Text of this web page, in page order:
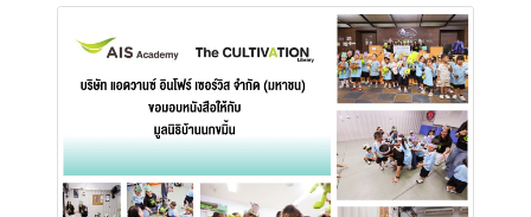
ข้อมูลช่วยให้ผู้รับข้อมูลสามารถเข้าใจและได้
รับความรู้อย่างเต็มประสิทธิภาพ โดยการ
สื่อสารข้อมูลที่เป็นตัวเลขหรือข้อมูลทาง
สถิติโดยตรงอาจมีความยากลำบากในการ
เข้าถึงหรือเข้าใจ แต่คอร์สนี้จะช่วยสร้าง
ความสนุกและความตื่นเต้นให้กับผู้เรียน
และทำให้ข้อมูลที่อาจจะเป็นเรื่องยากในการ